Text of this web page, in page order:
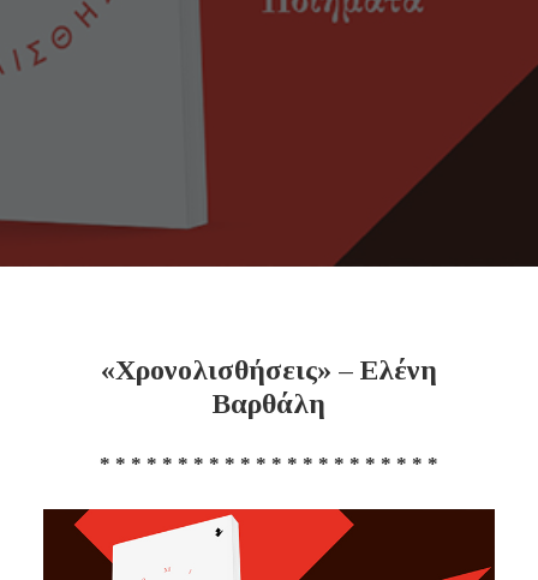
«Χρονολισθήσεις» – Ελένη
Βαρθάλη
* * * * * * * * * * * * * * * * * * * * * *